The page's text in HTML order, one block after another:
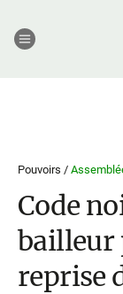
Pouvoirs /
Code
bailleur
reprise